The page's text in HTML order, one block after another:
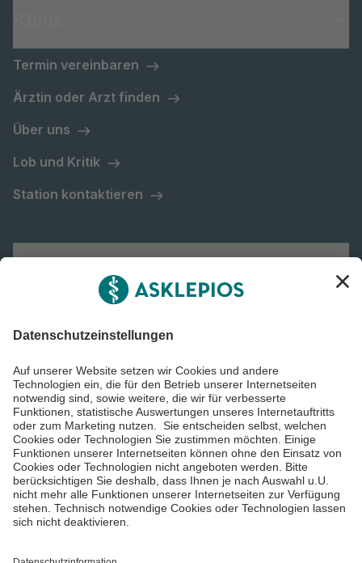
Termin vereinbaren
Ärztin oder Arzt finden
Über uns
Lob und Kritik
Station kontaktieren
Asklepios Gruppe
Impressum